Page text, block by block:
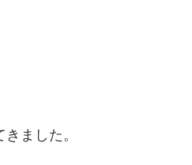
ました。